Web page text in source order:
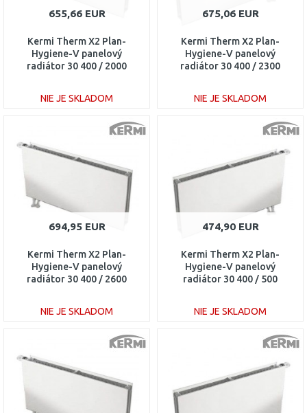
655,66 EUR
Kermi Therm X2 Plan-
Hygiene-V panelový
radiátor 30 400 / 2000
NIE JE SKLADOM
DO KOŠÍKA
Porovnať
675,06 EUR
Kermi Therm X2 Plan-
Hygiene-V panelový
radiátor 30 400 / 2300
NIE JE SKLADOM
DO KOŠÍKA
694,95 EUR
Kermi Therm X2 Plan-
Hygiene-V panelový
radiátor 30 400 / 2600
NIE JE SKLADOM
DO KOŠÍKA
Porovnať
474,90 EUR
Kermi Therm X2 Plan-
Hygiene-V panelový
radiátor 30 400 / 500
NIE JE SKLADOM
DO KOŠÍKA